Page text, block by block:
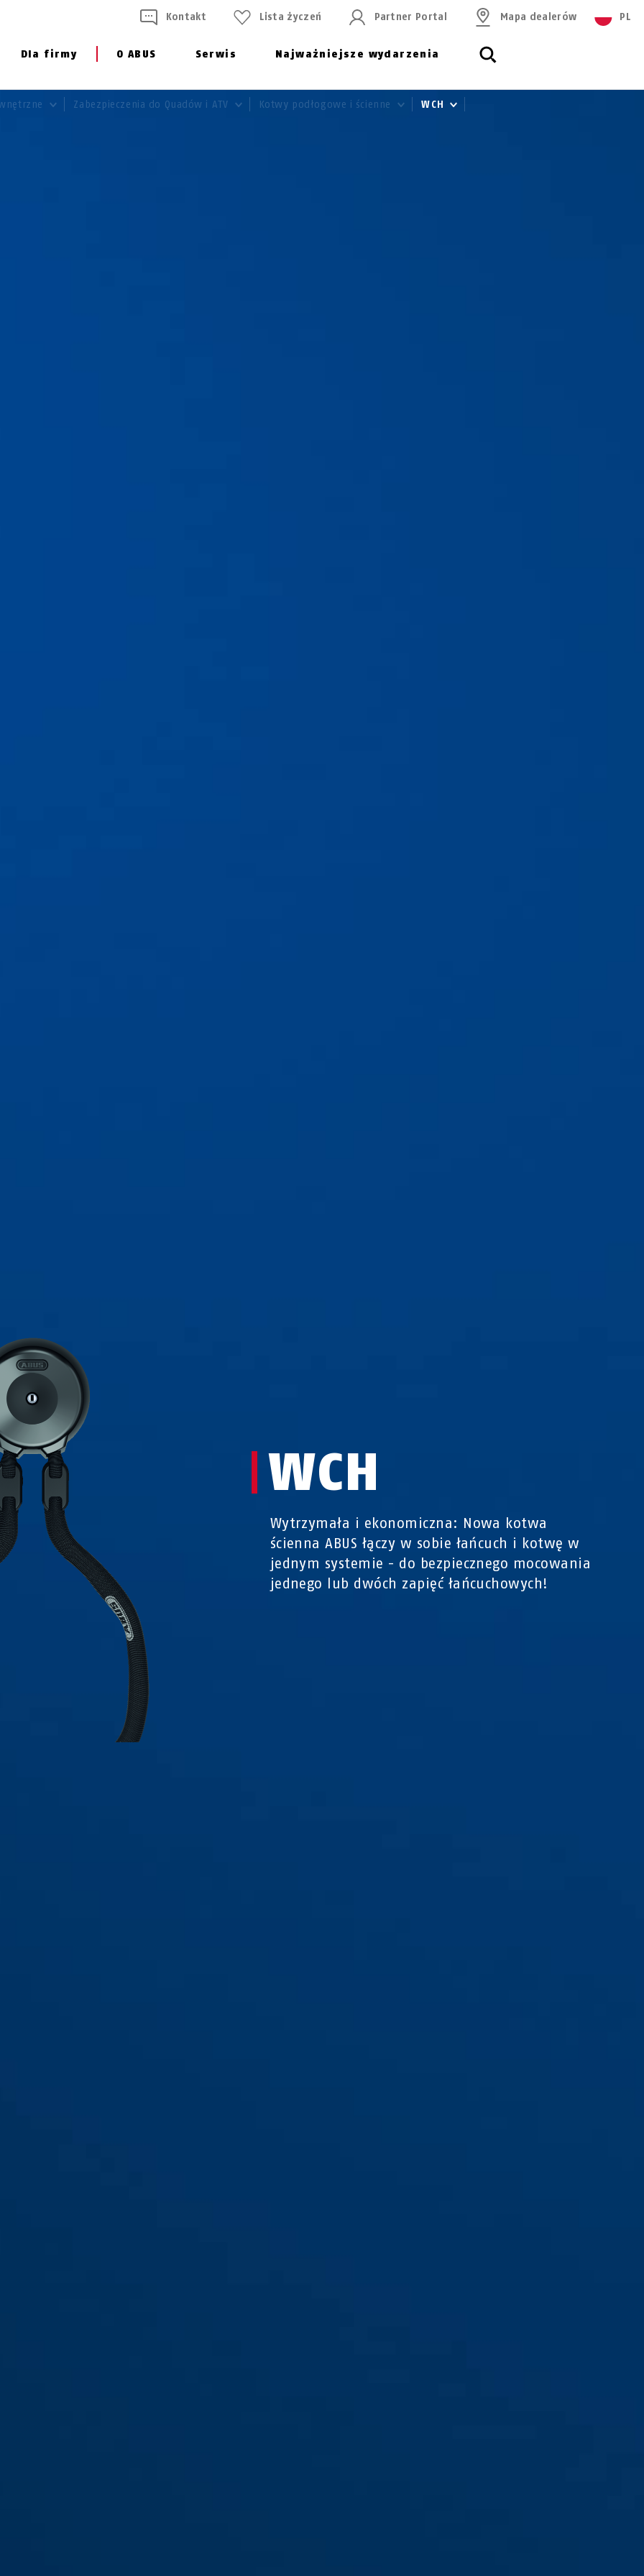
Dla firmy O ABUS Serwis Najważniejsze wydarzenia
Kontakt Lista życzeń Partner Portal Mapa dealerów PL
Zabezpieczenia do Quadów i ATV Kotwy podłogowe i ścienne WCH
WCH
Wytrzymała i ekonomiczna: Nowa kotwa
ścienna ABUS łączy w sobie łańcuch i kotwę w
jednym systemie - do bezpiecznego mocowania
jednego lub dwóch zapięć łańcuchowych!